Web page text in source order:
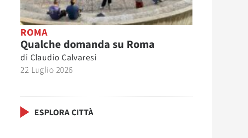
ROMA
Qualche domanda su Roma
di Claudio Calvaresi
22 Luglio 2026
ESPLORA CITTÀ